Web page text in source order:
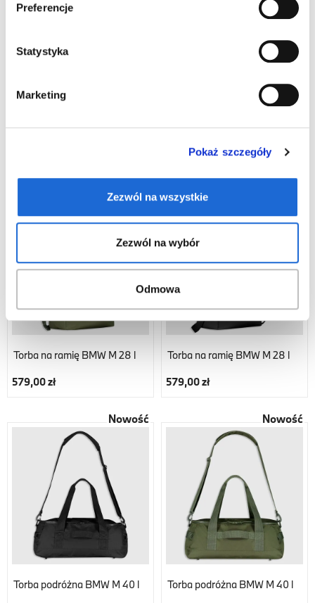
Preferencje
Statystyka
Marketing
Pokaż szczegóły
Zezwól na wszystkie
Zezwól na wybór
Odmowa
1,5 l
1,5 l
279,00 zł
Nowość
Torba na ramię BMW M 28 l
579,00 zł
Torba na ramię BMW M 28 l
579,00 zł
Nowość
Torba podróżna BMW M 40 l
Nowość
Torba podróżna BMW M 40 l